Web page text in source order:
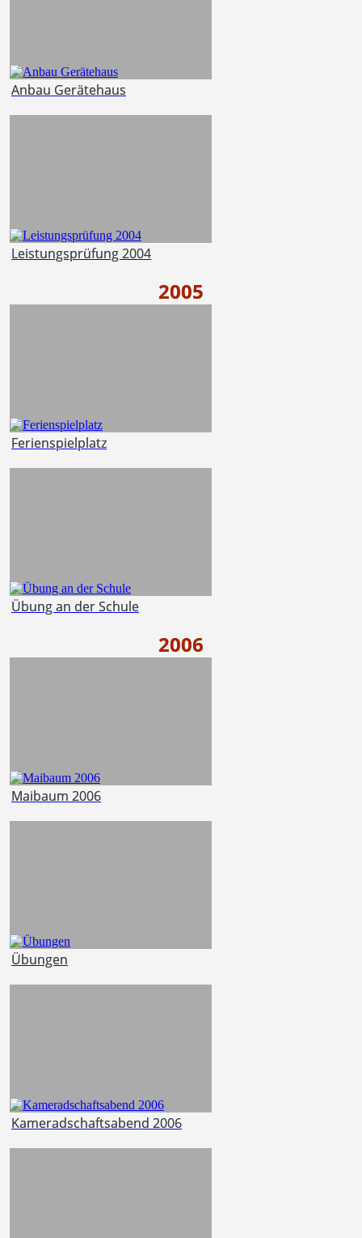
Anbau Gerätehaus
Leistungsprüfung 2004
2005
Ferienspielplatz
Übung an der Schule
2006
Maibaum 2006
Übungen
Kameradschaftsabend 2006